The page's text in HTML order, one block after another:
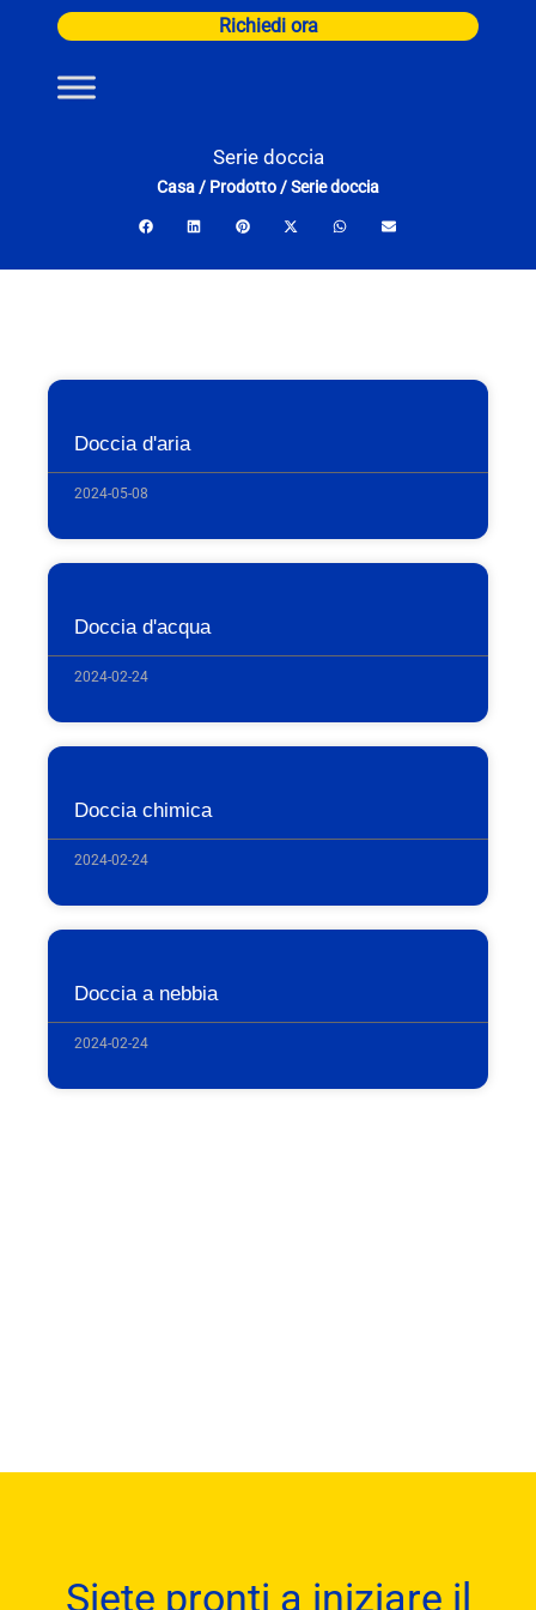
contenuto
Richiedi ora
Serie doccia
Casa/ Prodotto/Serie doccia
Doccia d'aria
2024-05-08
Doccia d'acqua
2024-02-24
Doccia chimica
2024-02-24
Doccia a nebbia
2024-02-24
Siete pronti a iniziare il